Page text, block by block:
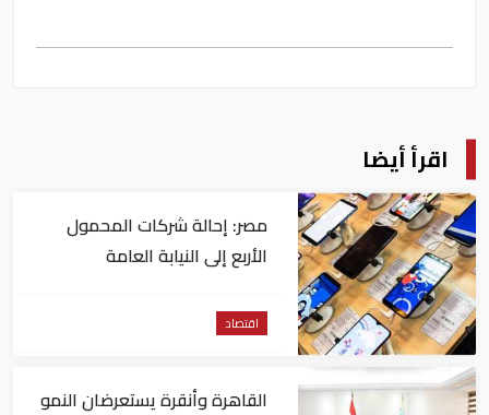
اقرأ أيضا
مصر: إحالة شركات المحمول
الأربع إلى النيابة العامة
اقتصاد
القاهرة وأنقرة يستعرضان النمو